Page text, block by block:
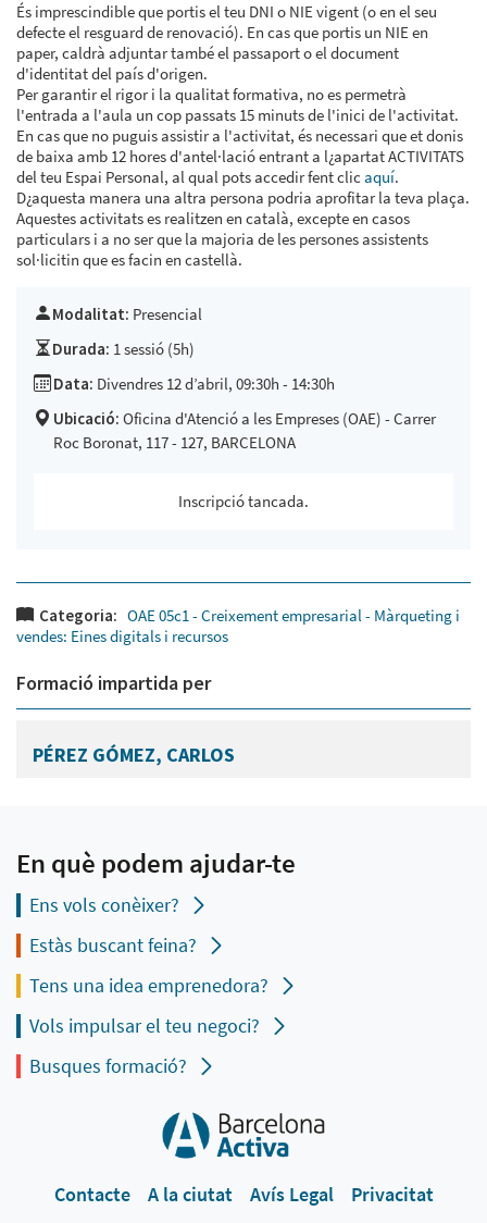
És imprescindible que portis el teu DNI o NIE vigent (o en el seu
defecte el resguard de renovació). En cas que portis un NIE en
paper, caldrà adjuntar també el passaport o el document
d'identitat del país d'origen.
Per garantir el rigor i la qualitat formativa, no es permetrà
l'entrada a l'aula un cop passats 15 minuts de l'inici de l'activitat.
En cas que no puguis assistir a l'activitat, és necessari que et donis
de baixa amb 12 hores d'antel·lació entrant a l¿apartat ACTIVITATS
del teu Espai Personal, al qual pots accedir fent clicaquí.
D¿aquesta manera una altra persona podria aprofitar la teva plaça.
Aquestes activitats es realitzen en català, excepte en casos
particulars i a no ser que la majoria de les persones assistents
sol·licitin que es facin en castellà.
Modalitat: Presencial
Durada: 1 sessió (5h)
Data: Divendres 12 d’abril, 09:30h - 14:30h
Ubicació: Oficina d'Atenció a les Empreses (OAE) - Carrer
Roc Boronat, 117 - 127, BARCELONA
Inscripció tancada.
Categoria: OAE 05c1 - Creixement empresarial - Màrqueting i
vendes: Eines digitals i recursos
Formació impartida per
PÉREZ GÓMEZ, CARLOS
En què podem ajudar-te
Ens vols conèixer?
Estàs buscant feina?
Tens una idea emprenedora?
Vols impulsar el teu negoci?
Busques formació?
Contacte A la ciutat Avís Legal Privacitat